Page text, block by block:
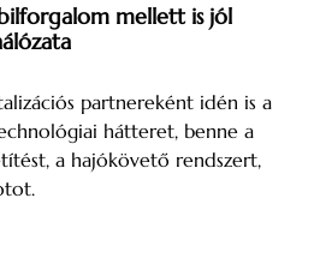
mellett is jól
partnereként idén is a
hátteret, benne a
a hajókövető rendszert,